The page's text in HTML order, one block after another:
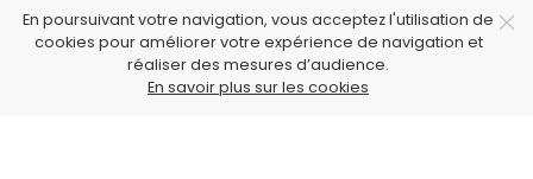
En poursuivant votre navigation, vous acceptez l'utilisation de
cookies pour améliorer votre expérience de navigation et
réaliser des mesures d’audience.
En savoir plus sur les cookies